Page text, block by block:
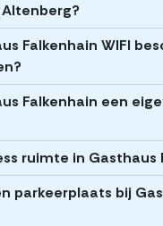
Falkenhain WIFI
Falkenhain een
ruimte in Gasthaus
parkeerplaats bij